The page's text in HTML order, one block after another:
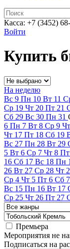
Касса: +7 (3452)
Войти
Купить
На неделю
Вс 9 Пн 10 Вт 11
Ср 19 Чт 20 Пт 21
Сб 29 Вс 30 Пн 31
6 Пн 7 Вт 8 Ср 9 Чт
Чт 17 Пт 18 Сб 19
Вс 27 Пн 28 Вт 29
5 Вт 6 Ср 7 Чт 8 Пт
16 Сб 17 Вс 18 Пн
26 Вт 27 Ср 28 Чт
Ср 4 Чт 5 Пт 6 Сб 7
Вс 15 Пн 16 Вт 17
Ср 25 Чт 26 Пт 27
Премьера
Мероприятия не
Подписаться на